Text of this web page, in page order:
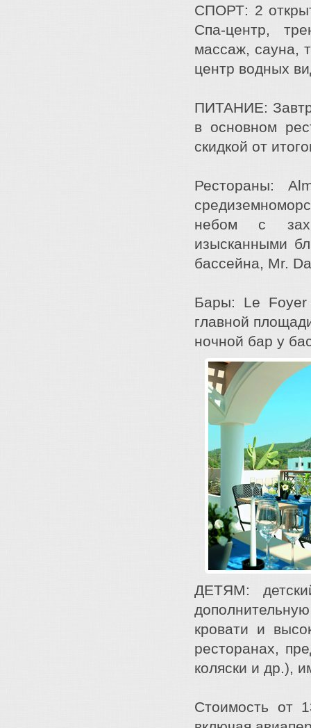
СПОРТ: 2
Спа-центр,
массаж, сауна,
центр водных
ПИТАНИЕ:
в основном
скидкой от
Рестораны:
небом с
изысканными
бассейна, Mr.
Бары: Le
главной
ночной бар у
ДЕТЯМ:
кровати и
ресторанах,
коляски и др.),
Стоимость от